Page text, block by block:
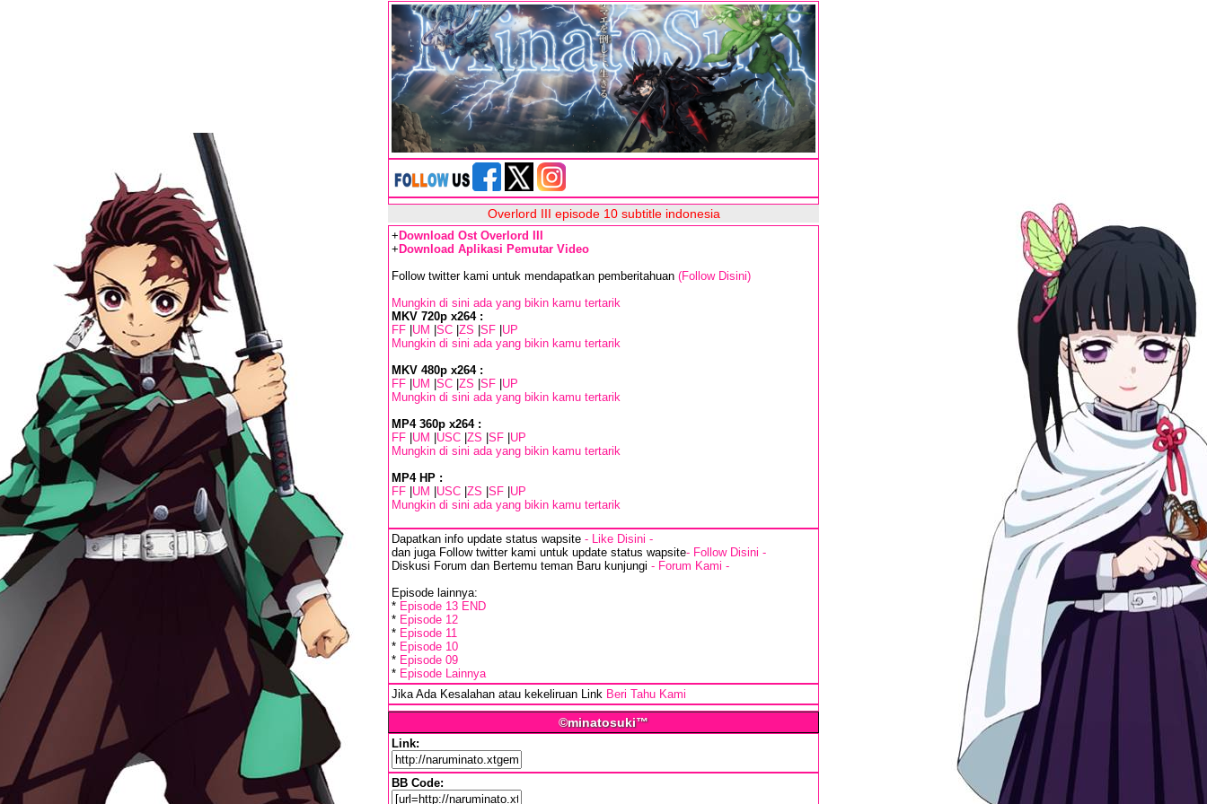
Overlord III episode 10 subtitle indonesia
+ Download Ost Overlord III
+ Download Aplikasi Pemutar Video
Follow twitter kami untuk mendapatkan pemberitahuan (Follow Disini)
Mungkin di sini ada yang bikin kamu tertarik
MKV 720p x264 :
FF UM SC ZS SF UP
Mungkin di sini ada yang bikin kamu tertarik
MKV 480p x264 :
FF UM SC ZS SF UP
Mungkin di sini ada yang bikin kamu tertarik
MP4 360p x264 :
FF UM USC ZS SF UP
Mungkin di sini ada yang bikin kamu tertarik
MP4 HP :
FF UM USC ZS SF UP
Mungkin di sini ada yang bikin kamu tertarik
Dapatkan info update status wapsite - Like Disini -
dan juga Follow twitter kami untuk update status wapsite- Follow Disini -
Diskusi Forum dan Bertemu teman Baru kunjungi - Forum Kami -
Episode lainnya:
* Episode 13 END
* Episode 12
* Episode 11
* Episode 10
* Episode 09
* Episode Lainnya
Jika Ada Kesalahan atau kekeliruan Link Beri Tahu Kami
©minatosuki™
Link:
BB Code: